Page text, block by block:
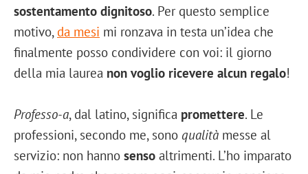
sostentamento dignitoso. Per questo semplice
motivo, da mesi mi ronzava in testa un’idea che
finalmente posso condividere con voi: il giorno
della mia laurea non voglio ricevere alcun regalo!
Professo-a, dal latino, significa promettere. Le
professioni, secondo me, sono qualità messe al
servizio: non hanno senso altrimenti. L’ho imparato